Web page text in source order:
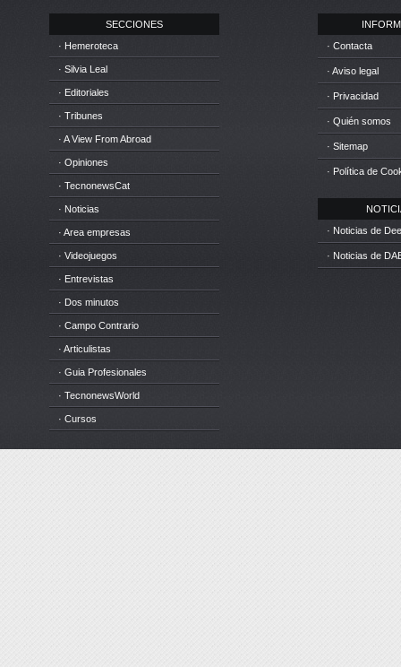
SECCIONES
· Hemeroteca
· Silvia Leal
· Editoriales
· Tribunes
· A View From Abroad
· Opiniones
· TecnonewsCat
· Noticias
· Area empresas
· Videojuegos
· Entrevistas
· Dos minutos
· Campo Contrario
· Articulistas
· Guia Profesionales
· TecnonewsWorld
· Cursos
· Contacta
· Aviso legal
· Privacidad
· Quién somos
· Sitemap
· Política de
· Noticias de
· Noticias de